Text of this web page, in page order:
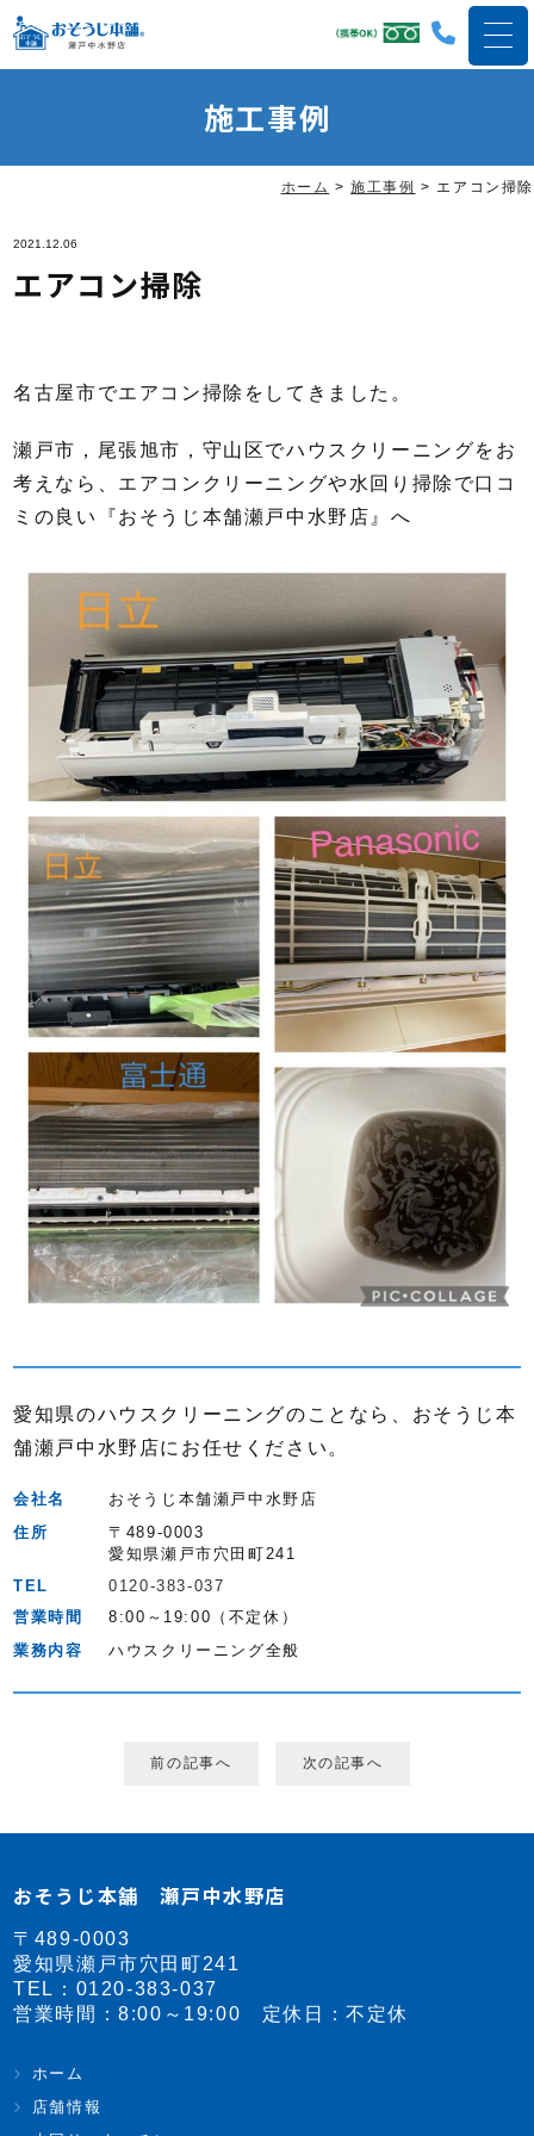
施工事例
ホーム >施工事例 > エアコン掃除
2021.12.06
エアコン掃除
名古屋市でエアコン掃除をしてきました。
瀬戸市，尾張旭市，守山区でハウスクリーニングをお
考えなら、エアコンクリーニングや水回り掃除で口コ
ミの良い『おそうじ本舗瀬戸中水野店』へ
愛知県のハウスクリーニングのことなら、おそうじ本
舗瀬戸中水野店にお任せください。
会社名
おそうじ本舗瀬戸中水野店
住所
〒489-0003
愛知県瀬戸市穴田町241
TEL
0120-383-037
営業時間
8:00～19:00（不定休）
業務内容
ハウスクリーニング全般
前の記事へ 次の記事へ
おそうじ本舗 瀬戸中水野店
〒489-0003
愛知県瀬戸市穴田町241
TEL： 0120-383-037
営業時間：8:00～19:00 定休日：不定休
ホーム
店舗情報